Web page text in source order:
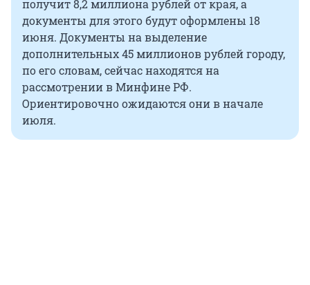
получит 8,2 миллиона рублей от края, а
документы для этого будут оформлены 18
июня. Документы на выделение
дополнительных 45 миллионов рублей городу,
по его словам, сейчас находятся на
рассмотрении в Минфине РФ.
Ориентировочно ожидаются они в начале
июля.